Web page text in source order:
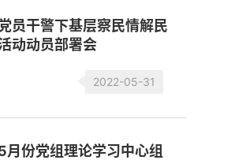
员干警下基层察民情解民
动动员部署会
2022-05-31
月份党组理论学习中心组